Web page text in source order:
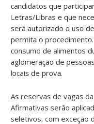
candidatos que
Letras/Libras e que
será autorizado o uso
permita o
consumo de alimentos
aglomeração de
locais de prova.
As reservas de vagas
Afirmativas serão
seletivos, com exceção